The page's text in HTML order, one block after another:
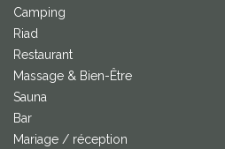
Camping
Riad
Restaurant
Massage & Bien-Être
Sauna
Bar
Mariage / réception